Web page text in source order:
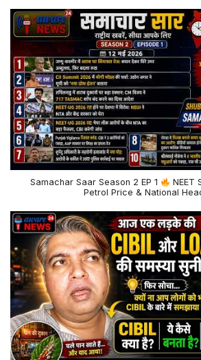
Samachar Saar Season 2 EP 1
NEET
Petrol Price & National